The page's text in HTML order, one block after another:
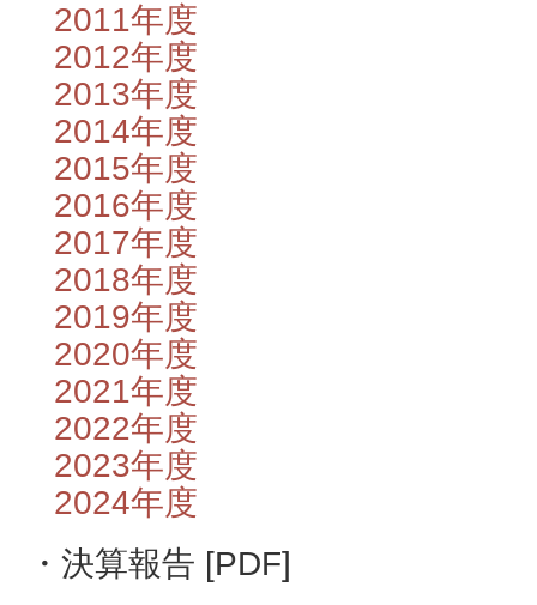
2011年度
2012年度
2013年度
2014年度
2015年度
2016年度
2017年度
2018年度
2019年度
2020年度
2021年度
2022年度
2023年度
2024年度
・決算報告 [PDF]